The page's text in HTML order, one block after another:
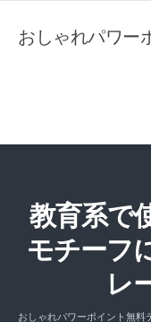
おしゃれパワー
教育系で
モチーフ
レ
おしゃれパワーポイント無料